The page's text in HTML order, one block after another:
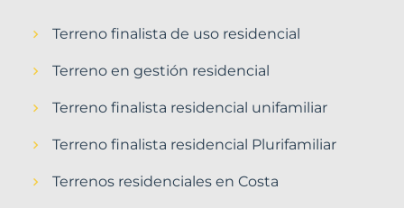
Terreno finalista de uso residencial
Terreno en gestión residencial
Terreno finalista residencial unifamiliar
Terreno finalista residencial Plurifamiliar
Terrenos residenciales en Costa